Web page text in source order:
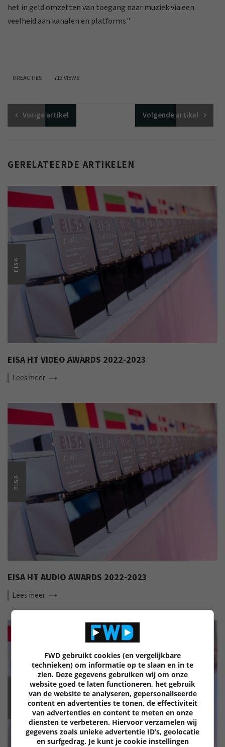
het in geld omzetten van toegang naar muziek via een
veelheid aan kanalen en platforms."
0 REACTIES 713 VIEWS
Vorigeartikel Volgendeartikel
GERELATEERDE ARTIKELEN
EISA
EISA HT VIDEO AWARDS 2022-2023
Lees meer
EISA
EISA HT AUDIO AWARDS 2022-2023
Lees meer
FWD gebruikt cookies (en vergelijkbare
technieken) om informatie op te slaan en in te
zien. Deze gegevens gebruiken wij om onze
website goed te laten functioneren, het gebruik
van de website te analyseren, gepersonaliseerde
content en advertenties te tonen, de effectiviteit
van advertenties en content te meten en onze
diensten te verbeteren. Hiervoor verzamelen wij
gegevens zoals unieke advertentie ID’s, geolocatie
en surfgedrag. Je kunt je cookie instellingen